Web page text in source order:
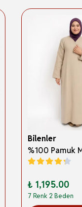
Bilenler
₺ 1,195.00
7 Renk 2 Beden